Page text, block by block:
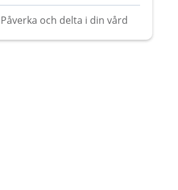
Påverka och delta i din vård